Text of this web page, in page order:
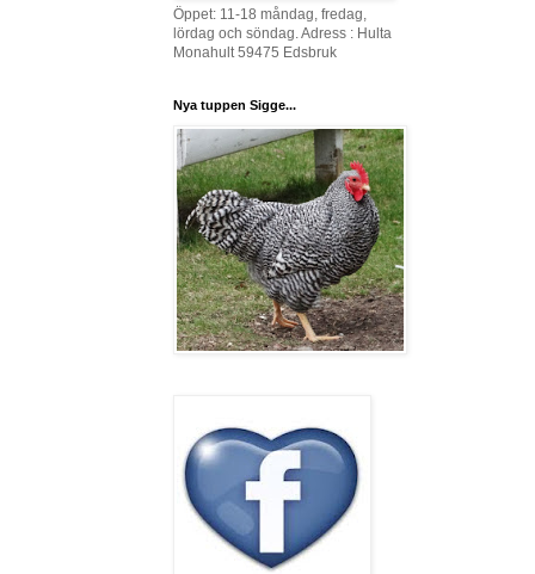
Öppet: 11-18 måndag, fredag,
lördag och söndag. Adress : Hulta
Monahult 59475 Edsbruk
Nya tuppen Sigge...